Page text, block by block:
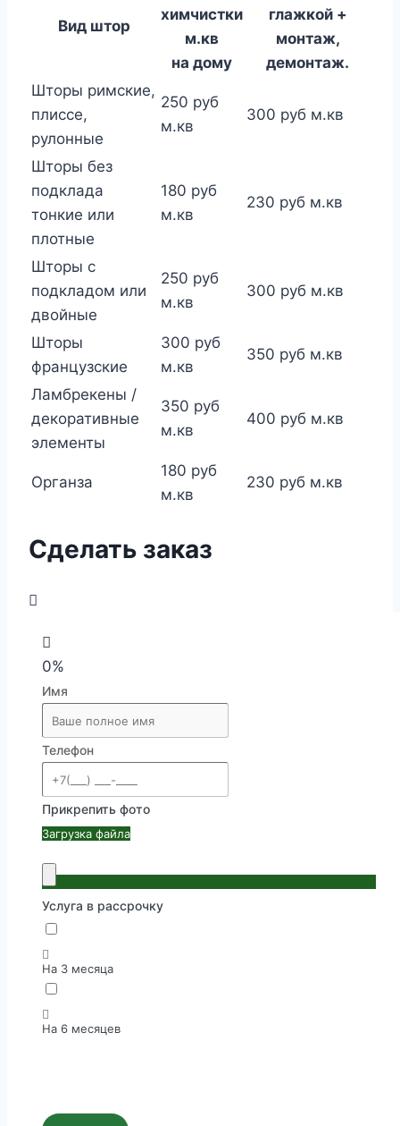
Вид штор
химчистки
м.кв
на дому
глажкой +
монтаж,
демонтаж.
Шторы римские,
плиссе,
рулонные
250 руб
м.кв
300 руб м.кв
Шторы без
подклада
тонкие или
плотные
180 руб
м.кв
230 руб м.кв
Шторы с
подкладом или
двойные
250 руб
м.кв
300 руб м.кв
Шторы
французские
300 руб
м.кв
350 руб м.кв
Ламбрекены /
декоративные
элементы
350 руб
м.кв
400 руб м.кв
Органза
180 руб
м.кв
230 руб м.кв
Сделать заказ
0%
Имя
Телефон
Прикрепить фото
Загрузка файла
Услуга в рассрочку
На 3 месяца
На 6 месяцев